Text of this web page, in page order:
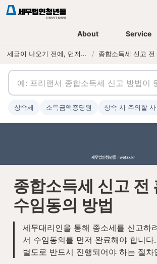
About Service
세금이 나오기 전에, 먼저 연락하는 세무법인 /
종합소득세 신고 전
수임동의 방법
세무대리인을 통해 종소세를 신고하
서 수임동의를 먼저 완료해야 합니다
별도로 반드시 진행되어야 하는 절차
상속세 소득금액증명원 상속 시 주의할